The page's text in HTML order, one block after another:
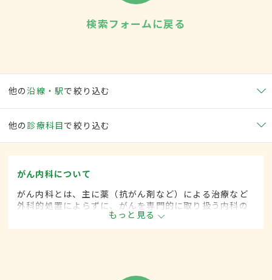
検索フォームに戻る
他の沿線・駅で絞り込む
他の 診療科目で絞り込む
がん内科について
がん内科とは、主に薬（抗がん剤など）による治療など
外科的処置によらずに、がんを専門的に取り扱う内科の
もっと見る